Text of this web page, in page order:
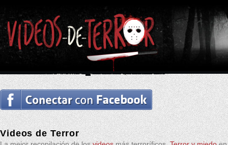
Videos de Terror